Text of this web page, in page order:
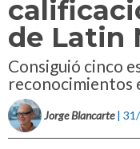
de Latin
Consiguió cinco
reconocimientos
Jorge Blancarte |